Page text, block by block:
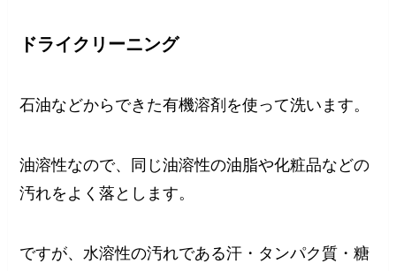
ドライクリーニング
石油などからできた有機溶剤を使って洗います。
油溶性なので、同じ油溶性の油脂や化粧品などの
汚れをよく落とします。
ですが、水溶性の汚れである汗・タンパク質・糖